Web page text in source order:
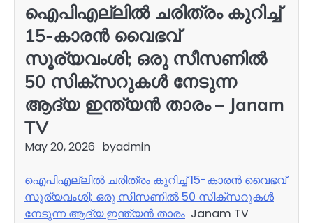
ഐപിഎല്ലില്‍ ചരിത്രം കുറിച്ച്
15-കാരന്‍ വൈഭവ്
സൂര്യവംശി; ഒരു സീസണില്‍
50 സിക്‌സറുകള്‍ നേടുന്ന
ആദ്യ ഇന്ത്യന്‍ താരം – Janam
TV
May 20, 2026 byadmin
ഐപിഎല്ലില്‍ ചരിത്രം കുറിച്ച് 15-കാരന്‍ വൈഭവ്
സൂര്യവംശി; ഒരു സീസണില്‍ 50 സിക്‌സറുകള്‍
നേടുന്ന ആദ്യ ഇന്ത്യന്‍ താരം Janam TV